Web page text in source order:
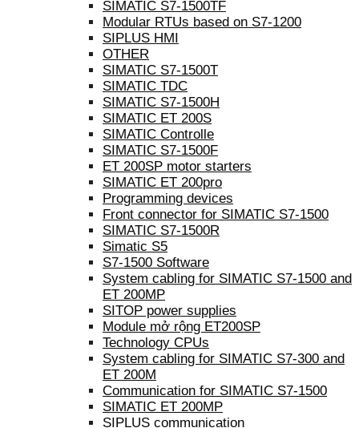
SIMATIC S7-1500TF
Modular RTUs based on S7-1200
SIPLUS HMI
OTHER
SIMATIC S7-1500T
SIMATIC TDC
SIMATIC S7-1500H
SIMATIC ET 200S
SIMATIC Controlle
SIMATIC S7-1500F
ET 200SP motor starters
SIMATIC ET 200pro
Programming devices
Front connector for SIMATIC S7-1500
SIMATIC S7-1500R
Simatic S5
S7-1500 Software
System cabling for SIMATIC S7-1500 and
ET 200MP
SITOP power supplies
Module mở rộng ET200SP
Technology CPUs
System cabling for SIMATIC S7-300 and
ET 200M
Communication for SIMATIC S7-1500
SIMATIC ET 200MP
SIPLUS communication